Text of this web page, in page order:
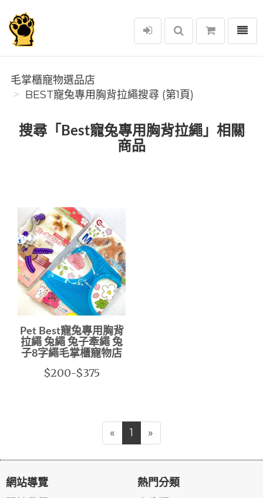
毛掌櫃寵物選品店
選單
毛掌櫃寵物選品店
BEST寵兔專用胸背拉繩搜尋 (第1頁)
搜尋「Best寵兔專用胸背拉繩」相關
商品
Pet Best寵兔專用胸背
拉繩 兔繩 兔子牽繩 兔
子8字繩毛掌櫃寵物店
$200-$375
« 1 »
網站導覽 熱門分類